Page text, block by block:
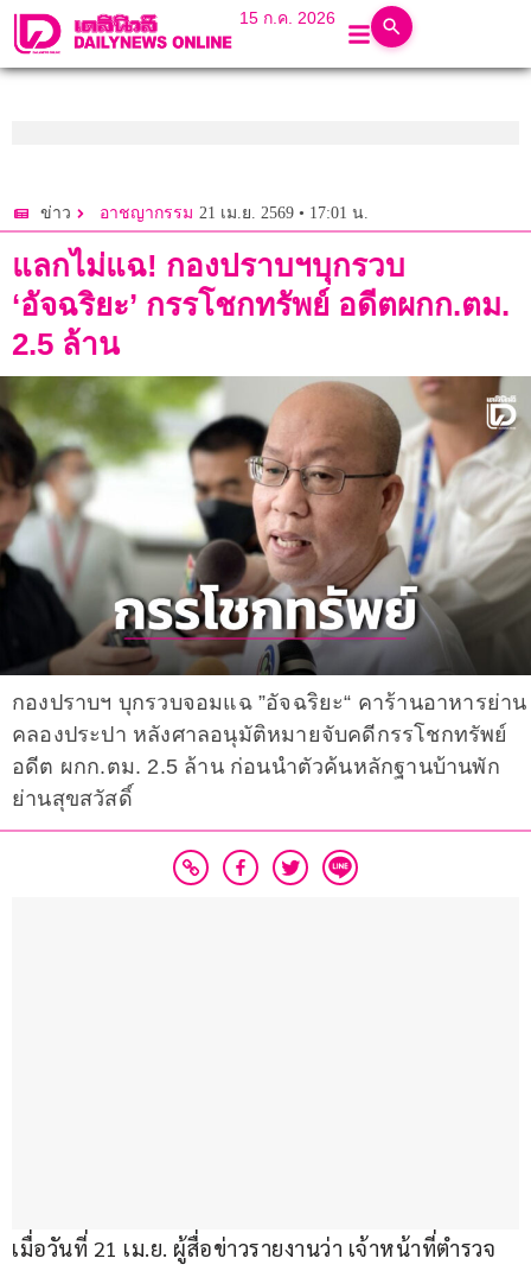
15 ก.ค. 2026
ข่าว อาชญากรรม 21 เม.ย. 2569 • 17:01 น.
แลกไม่แฉ! กองปราบฯบุกรวบ
‘อัจฉริยะ’ กรรโชกทรัพย์ อดีตผกก.ตม.
2.5 ล้าน
กองปราบฯ บุกรวบจอมแฉ ”อัจฉริยะ“ คาร้านอาหารย่าน
คลองประปา หลังศาลอนุมัติหมายจับคดีกรรโชกทรัพย์
อดีต ผกก.ตม. 2.5 ล้าน ก่อนนำตัวค้นหลักฐานบ้านพัก
ย่านสุขสวัสดิ์
เมื่อวันที่ 21 เม.ย. ผู้สื่อข่าวรายงานว่า เจ้าหน้าที่ตำรวจ